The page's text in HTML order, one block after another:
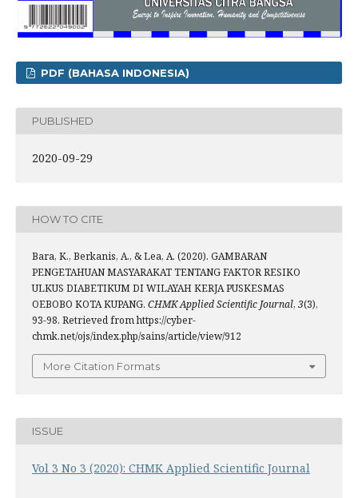
PDF (BAHASA INDONESIA)
PUBLISHED
2020-09-29
HOW TO CITE
Bara, K., Berkanis, A., & Lea, A. (2020). GAMBARAN
PENGETAHUAN MASYARAKAT TENTANG FAKTOR RESIKO
ULKUS DIABETIKUM DI WILAYAH KERJA PUSKESMAS
OEBOBO KOTA KUPANG. CHMK Applied Scientific Journal, 3(3),
93-98. Retrieved from https://cyber-
chmk.net/ojs/index.php/sains/article/view/912
More Citation Formats
ISSUE
Vol 3 No 3 (2020): CHMK Applied Scientific Journal